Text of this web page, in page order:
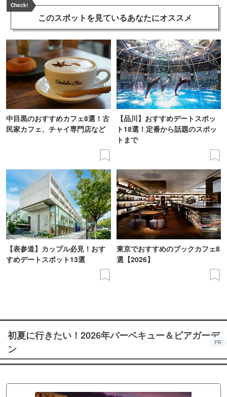
Check!
このスポットを見ているあなたにオススメ
中目黒のおすすめカフェ8選！古
民家カフェ、チャイ専門店など
【品川】おすすめデートスポッ
ト18選！定番から話題のスポッ
トまで
【表参道】カップル必見！おす
すめデートスポット13選
東京でおすすめのブックカフェ8
選【2026】
初夏に行きたい！2026年バーベキュー＆ビアガーデ
ン
PR